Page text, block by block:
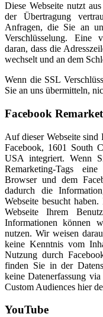
Diese Webseite nutzt
der Übertragung
Anfragen, die Sie an
Verschlüsselung. Eine
daran, dass die
wechselt und an dem
Wenn die SSL
Sie an uns übermitteln,
Facebook
Auf dieser Webseite sind
Facebook, 1601 South
USA integriert. Wenn
Remarketing-Tags
Browser und dem
dadurch die
Webseite besucht
Webseite Ihrem
Informationen können
nutzen. Wir weisen
keine Kenntnis vom
Nutzung durch
finden Sie in der
keine Datenerfassung
Custom Audiences hier
YouTube